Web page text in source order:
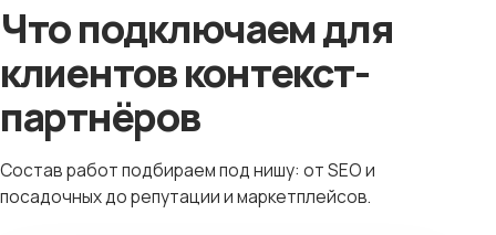
Что подключаем для
клиентов контекст-
партнёров
Состав работ подбираем под нишу: от SEO и
посадочных до репутации и маркетплейсов.